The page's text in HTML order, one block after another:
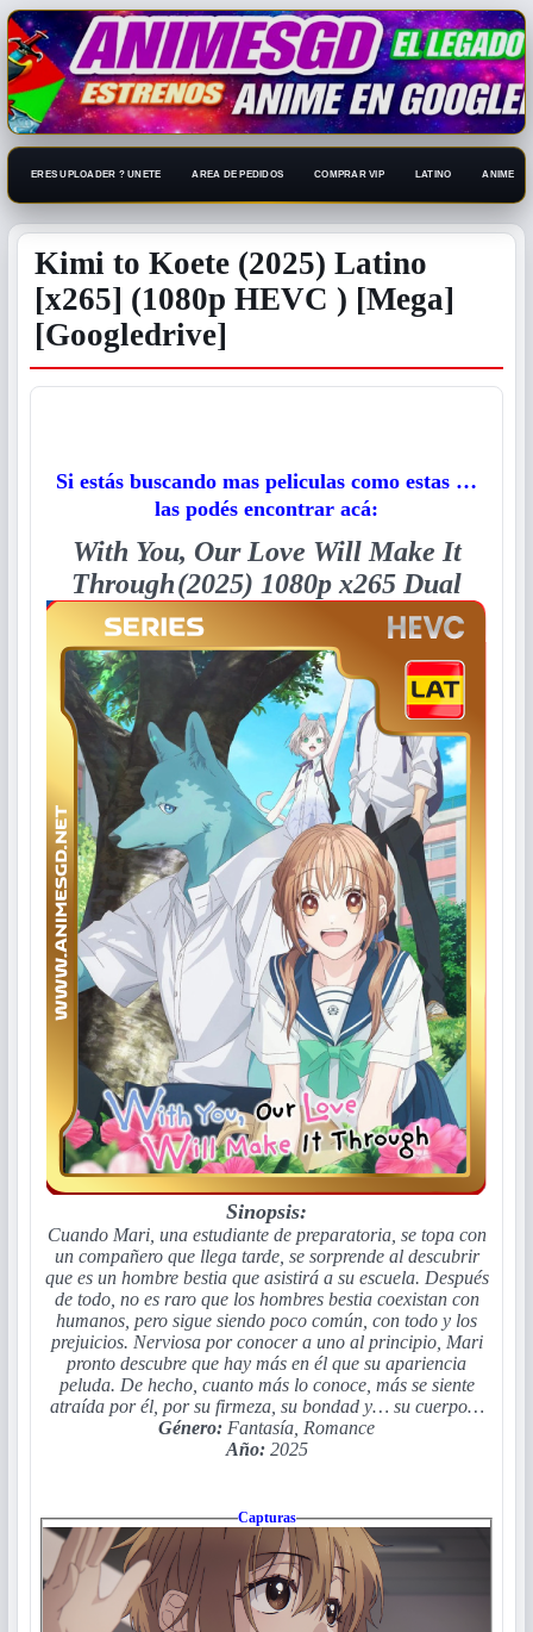
ERES UPLOADER ? UNETE AREA DE PEDIDOS COMPRAR VIP LATINO ANIME
Kimi to Koete (2025) Latino
[x265] (1080p HEVC ) [Mega]
[Googledrive]
Si estás buscando mas peliculas como estas …
las podés encontrar acá:
With You, Our Love Will Make It
Through(2025) 1080p x265 Dual
Sinopsis:
Cuando Mari, una estudiante de preparatoria, se topa con
un compañero que llega tarde, se sorprende al descubrir
que es un hombre bestia que asistirá a su escuela. Después
de todo, no es raro que los hombres bestia coexistan con
humanos, pero sigue siendo poco común, con todo y los
prejuicios. Nerviosa por conocer a uno al principio, Mari
pronto descubre que hay más en él que su apariencia
peluda. De hecho, cuanto más lo conoce, más se siente
atraída por él, por su firmeza, su bondad y… su cuerpo…
Género: Fantasía, Romance
Año: 2025
Capturas